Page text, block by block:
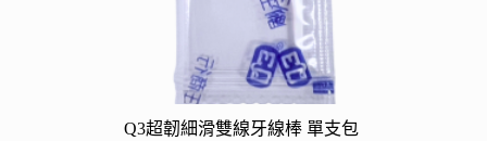
Q3超韌細滑雙線牙線棒 單支包